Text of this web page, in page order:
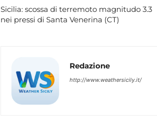
Sicilia: scossa di terremoto magnitudo 3.3
nei pressi di Santa Venerina (CT)
Redazione
http://www.weathersicily.it/